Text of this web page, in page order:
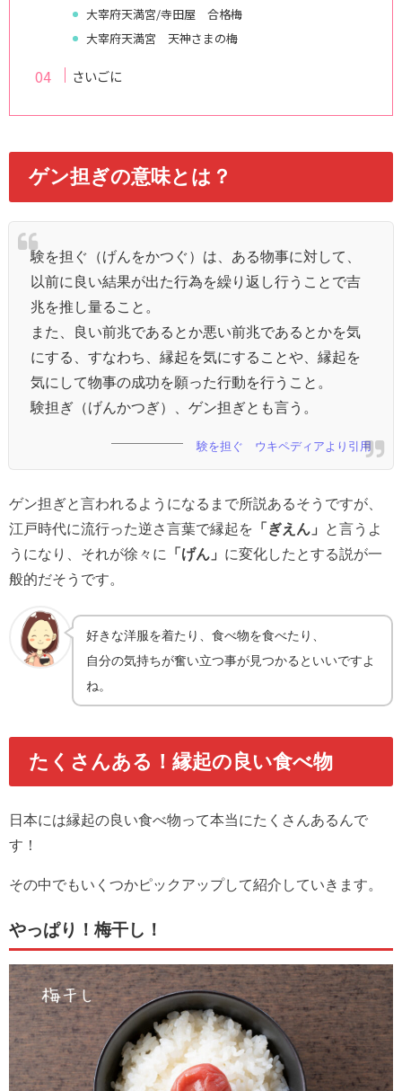
大宰府天満宮/寺田屋 合格梅
大宰府天満宮 天神さまの梅
さいごに
ゲン担ぎの意味とは？
験を担ぐ（げんをかつぐ）は、ある物事に対して、
以前に良い結果が出た行為を繰り返し行うことで吉
兆を推し量ること。
また、良い前兆であるとか悪い前兆であるとかを気
にする、すなわち、縁起を気にすることや、縁起を
気にして物事の成功を願った行動を行うこと。
験担ぎ（げんかつぎ）、ゲン担ぎとも言う。
験を担ぐ ウキペディアより引用
ゲン担ぎと言われるようになるまで所説あるそうですが、
江戸時代に流行った逆さ言葉で縁起を 「ぎえん」
と言うよ
うになり、それが徐々に
「げん」 に変化したとする説が一
般的だそうです。
好きな洋服を着たり、食べ物を食べたり、
自分の気持ちが奮い立つ事が見つかるといいですよ
ね。
たくさんある！縁起の良い食べ物
日本には縁起の良い食べ物って本当にたくさんあるんで
す！
その中でもいくつかピックアップして紹介していきます。
やっぱり！梅干し！